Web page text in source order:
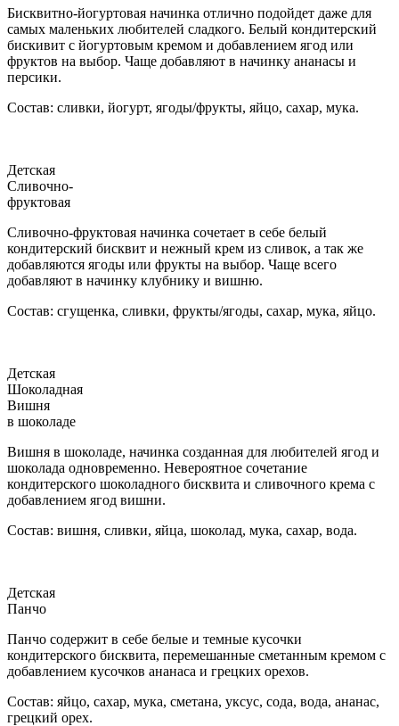
Бисквитно-йогуртовая начинка отлично подойдет даже для
самых маленьких любителей сладкого. Белый кондитерский
бискивит с йогуртовым кремом и добавлением ягод или
фруктов на выбор. Чаще добавляют в начинку ананасы и
персики.
Состав: сливки, йогурт, ягоды/фрукты, яйцо, сахар, мука.
Детская
Сливочно-
фруктовая
Сливочно-фруктовая начинка сочетает в себе белый
кондитерский бисквит и нежный крем из сливок, а так же
добавляются ягоды или фрукты на выбор. Чаще всего
добавляют в начинку клубнику и вишню.
Состав: сгущенка, сливки, фрукты/ягоды, сахар, мука, яйцо.
Детская
Шоколадная
Вишня
в шоколаде
Вишня в шоколаде, начинка созданная для любителей ягод и
шоколада одновременно. Невероятное сочетание
кондитерского шоколадного бисквита и сливочного крема с
добавлением ягод вишни.
Состав: вишня, сливки, яйца, шоколад, мука, сахар, вода.
Детская
Панчо
Панчо содержит в себе белые и темные кусочки
кондитерского бисквита, перемешанные сметанным кремом с
добавлением кусочков ананаса и грецких орехов.
Состав: яйцо, сахар, мука, сметана, уксус, сода, вода, ананас,
грецкий орех.